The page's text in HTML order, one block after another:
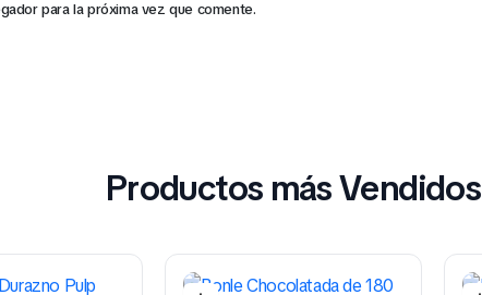
para la próxima vez que comente.
Productos más Vendidos